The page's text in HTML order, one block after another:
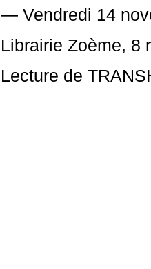
— Vendredi 14
Librairie Zoème, 8
Lecture de